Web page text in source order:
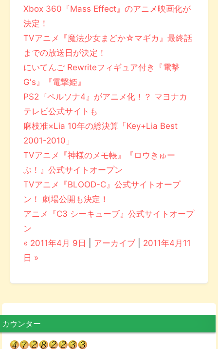
Xbox 360『Mass Effect』のアニメ映画化が
決定！
TVアニメ『魔法少女まどか☆マギカ』最終話
までの放送日が決定！
にいてんご Rewriteフィギュア付き『電撃
G's』『電撃姫』
PS2『ペルソナ4』がアニメ化！？ マヨナカ
テレビ公式サイトも
麻枝准×Lia 10年の総決算「Key+Lia Best
2001-2010」
TVアニメ『神様のメモ帳』『ロウきゅー
ぶ！』公式サイトオープン
TVアニメ『BLOOD-C』公式サイトオープ
ン！ 劇場公開も決定！
アニメ『C3 シーキューブ』公式サイトオープ
ン
« 2011年4月 9日
アーカイブ
2011年4月11
日 »
カウンター